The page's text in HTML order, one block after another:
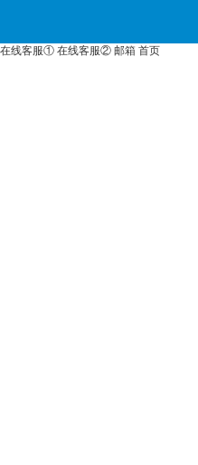
在线客服① 在线客服② 邮箱 首页